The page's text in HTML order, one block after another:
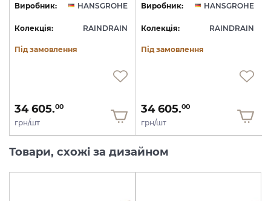
Виробник: HANSGROHE
Колекція: RAINDRAIN
Під замовлення
34 605.00
грн/шт
Виробник: HANSGROHE
Колекція: RAINDRAIN
Під замовлення
34 605.00
грн/шт
Товари, схожі за дизайном